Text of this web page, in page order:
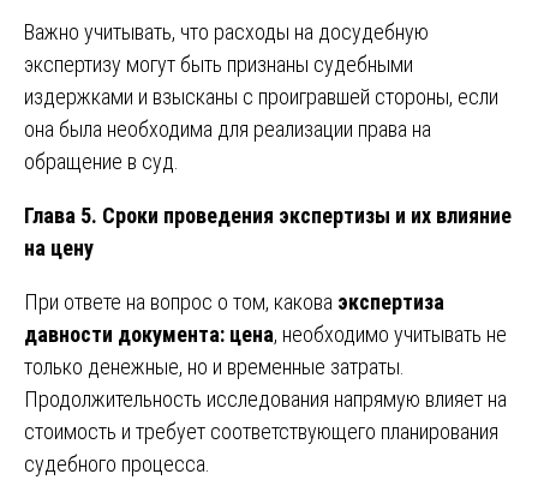
Важно учитывать, что расходы на досудебную
экспертизу могут быть признаны судебными
издержками и взысканы с проигравшей стороны, если
она была необходима для реализации права на
обращение в суд.
Глава 5. Сроки проведения экспертизы и их влияние
на цену
При ответе на вопрос о том, какова экспертиза
давности документа: цена, необходимо учитывать не
только денежные, но и временные затраты.
Продолжительность исследования напрямую влияет на
стоимость и требует соответствующего планирования
судебного процесса.